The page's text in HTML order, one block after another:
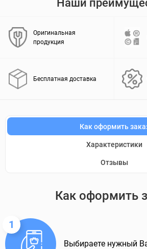
Наши
Оригинальная
продукция
Бесплатная доставка
Как оформить
Характеристики
Отзывы
Как оформить
1
Выбираете нужный